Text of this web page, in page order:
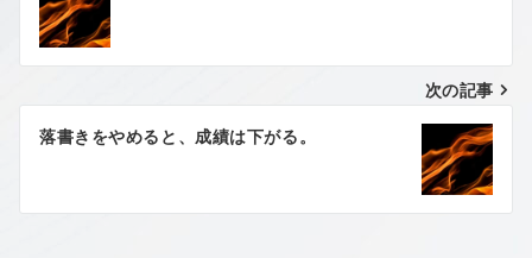
稿
ナ
ゲ
シ
次の記事
落書きをやめると、成績は下がる。